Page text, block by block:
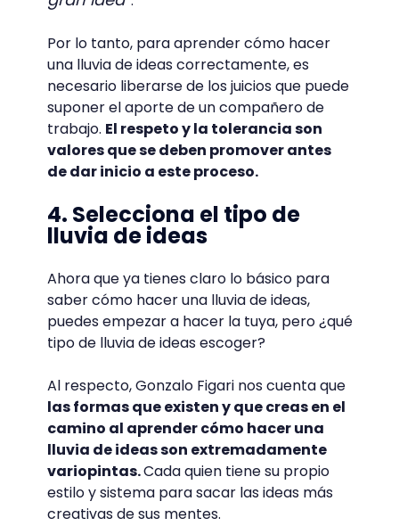
Por lo tanto, para aprender cómo hacer
una lluvia de ideas correctamente, es
necesario liberarse de los juicios que puede
suponer el aporte de un compañero de
trabajo. El respeto y la tolerancia son
valores que se deben promover antes
de dar inicio a este proceso.
4. Selecciona el tipo de
lluvia de ideas
Ahora que ya tienes claro lo básico para
saber cómo hacer una lluvia de ideas,
puedes empezar a hacer la tuya, pero ¿qué
tipo de lluvia de ideas escoger?
Al respecto, Gonzalo Figari nos cuenta que
las formas que existen y que creas en el
camino al aprender cómo hacer una
lluvia de ideas son extremadamente
variopintas.Cada quien tiene su propio
estilo y sistema para sacar las ideas más
creativas de sus mentes.